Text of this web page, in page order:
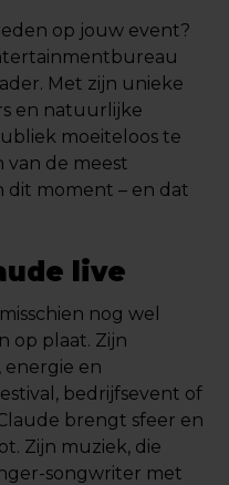
op jouw event?
Met zijn unieke
en natuurlijke
moeiteloos te
van de meest
dit moment – en dat
live
nog wel
op plaat. Zijn
en
bedrijfsevent of
brengt sfeer en
Zijn muziek, die
songwriter met